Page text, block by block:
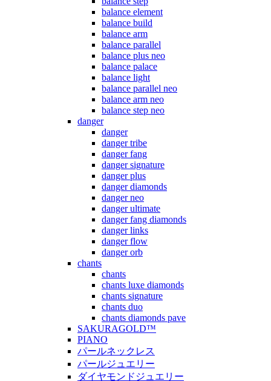
balance element
balance build
balance arm
balance parallel
balance plus neo
balance palace
balance light
balance parallel neo
balance arm neo
balance step neo
danger
danger
danger tribe
danger fang
danger signature
danger plus
danger diamonds
danger neo
danger ultimate
danger fang diamonds
danger links
danger flow
danger orb
chants
chants
chants luxe diamonds
chants signature
chants duo
chants diamonds pave
SAKURAGOLD™
PIANO
パールネックレス
パールジュエリー
ダイヤモンドジュエリー